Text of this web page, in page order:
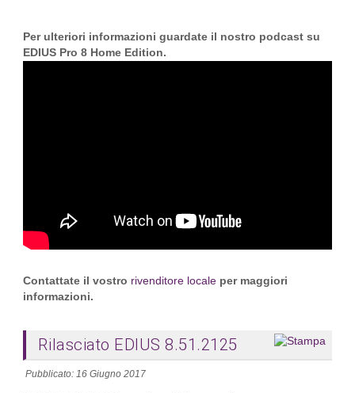
Per ulteriori informazioni guardate il nostro podcast su
EDIUS Pro 8 Home Edition.
Contattate il vostro rivenditore localeper maggiori
informazioni.
Rilasciato EDIUS 8.51.2125
Pubblicato: 16 Giugno 2017